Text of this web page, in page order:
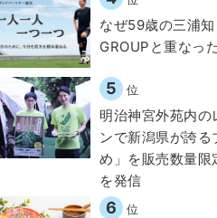
なぜ59歳の三浦
GROUPと重なっ
5 位
明治神宮外苑内
ンで新潟県が誇る
め」を販売数量限
を発信
6 位